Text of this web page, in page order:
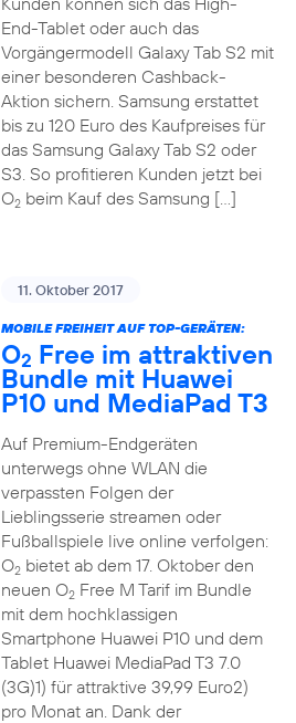
End-Tablet oder auch das
Vorgängermodell Galaxy Tab S2 mit
einer besonderen Cashback-
Aktion sichern. Samsung erstattet
bis zu 120 Euro des Kaufpreises für
das Samsung Galaxy Tab S2 oder
S3. So profitieren Kunden jetzt bei
O2beim Kauf des Samsung […]
11. Oktober 2017
MOBILE FREIHEIT AUF TOP-GERÄTEN:
O2 Free im attraktiven
Bundle mit Huawei
P10 und MediaPad T3
Auf Premium-Endgeräten
unterwegs ohne WLAN die
verpassten Folgen der
Lieblingsserie streamen oder
Fußballspiele live online verfolgen:
O2bietet ab dem 17. Oktober den
neuen O2Free M Tarif im Bundle
mit dem hochklassigen
Smartphone Huawei P10 und dem
Tablet Huawei MediaPad T3 7.0
(3G)1) für attraktive 39,99 Euro2)
pro Monat an. Dank der